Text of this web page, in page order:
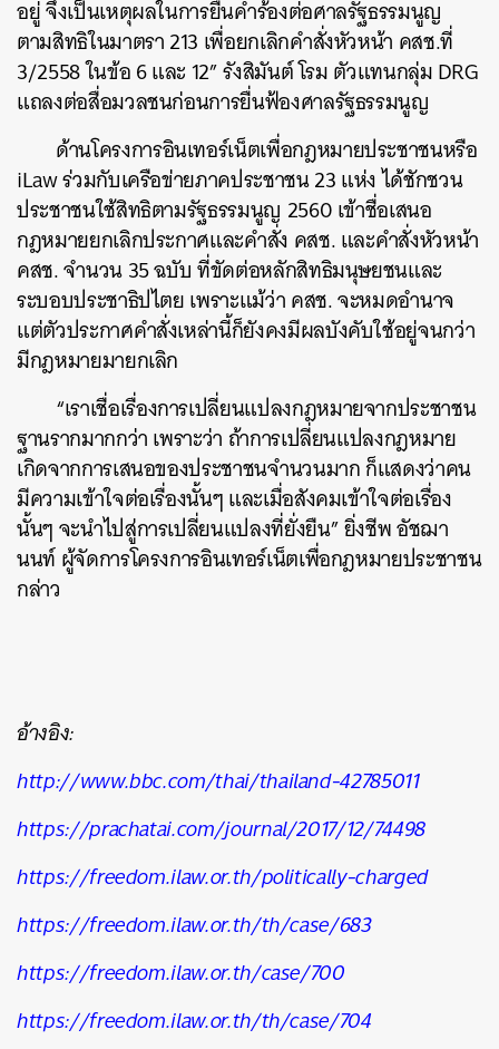
อยู่ จึงเป็นเหตุผลในการยื่นคำร้องต่อศาลรัฐธรรมนูญ
ตามสิทธิในมาตรา 213 เพื่อยกเลิกคำสั่งหัวหน้า คสช.ที่
3/2558 ในข้อ 6 และ 12” รังสิมันต์ โรม ตัวแทนกลุ่ม DRG
แถลงต่อสื่อมวลชนก่อนการยื่นฟ้องศาลรัฐธรรมนูญ
ด้านโครงการอินเทอร์เน็ตเพื่อกฎหมายประชาชนหรือ
iLaw ร่วมกับเครือข่ายภาคประชาชน 23 แห่ง ได้ชักชวน
ประชาชนใช้สิทธิตามรัฐธรรมนูญ 2560 เข้าชื่อเสนอ
กฎหมายยกเลิกประกาศและคำสั่ง คสช. และคำสั่งหัวหน้า
คสช. จำนวน 35 ฉบับ ที่ขัดต่อหลักสิทธิมนุษยชนและ
ระบอบประชาธิปไตย เพราะแม้ว่า คสช. จะหมดอำนาจ
แต่ตัวประกาศคำสั่งเหล่านี้ก็ยังคงมีผลบังคับใช้อยู่จนกว่า
มีกฎหมายมายกเลิก
“เราเชื่อเรื่องการเปลี่ยนแปลงกฎหมายจากประชาชน
ฐานรากมากกว่า เพราะว่า ถ้าการเปลี่ยนแปลงกฎหมาย
เกิดจากการเสนอของประชาชนจำนวนมาก ก็แสดงว่าคน
มีความเข้าใจต่อเรื่องนั้นๆ และเมื่อสังคมเข้าใจต่อเรื่อง
นั้นๆ จะนำไปสู่การเปลี่ยนแปลงที่ยั่งยืน” ยิ่งชีพ อัชฌา
นนท์ ผู้จัดการโครงการอินเทอร์เน็ตเพื่อกฎหมายประชาชน
กล่าว
อ้างอิง:
http://www.bbc.com/thai/thailand-42785011
https://prachatai.com/journal/2017/12/74498
https://freedom.ilaw.or.th/politically-charged
https://freedom.ilaw.or.th/th/case/683
https://freedom.ilaw.or.th/case/700
https://freedom.ilaw.or.th/th/case/704